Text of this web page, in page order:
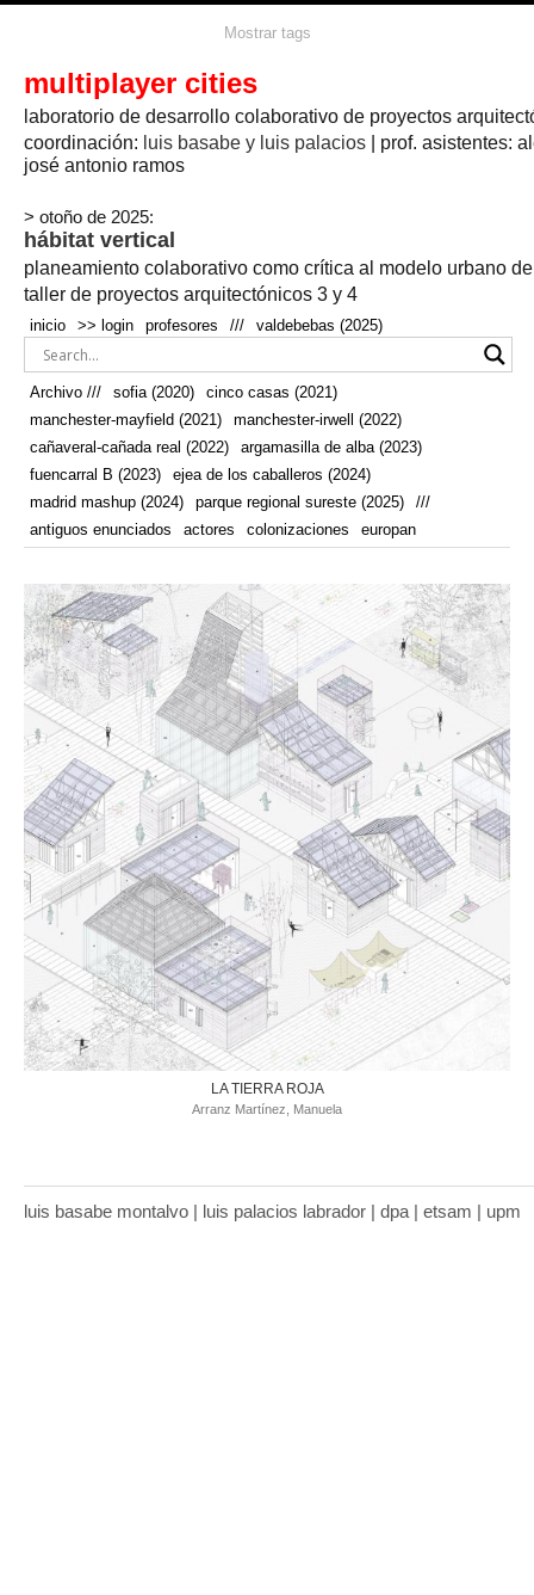
agricultura agricultura circular
arquitectura textil arte artesanía
bicicletas biodiversidad biorrefinería biotecnología bloque lineal
bodega bosque botánica caminos camping campo
cañada
real
canal cañaveral
real
cocina colaboración
autonoma
conectar
cooperativa crecimiento cueva cultivo cultivos deporte
don
quijote
ecosistema ejea de los caballeros
renovables
enterrado espacio social espacio verde
estructura europan fauna
fernández del amo festival fiesta flexibilidad fotomontaje
fuencarral b gastronomía geologia
geometrización curvas de
nivel
grúas habitar habitat hábitat hotel
infraestructura inmigración instalaciones invernadero
laguna línea del tiempo lineal longitudinal
manchester mapeo marihuana mayfield
mercado
modular modulo
naturaleza negociaciones nómada nucleos olivos paisaje
paisaje productivo paneles solares paragüas parking pasarelas
pintura plantas plegable prefabricado presa private producción
productivo protección de los ecosistemas
pueblo de
colonización
rave recorrido regadío
regeneración
remolacha
retiro rio ruina ruinas sistema
sociedad
sombra
sostenibilidad sota tecnología tejido
telas
temporalidad
temporeros territorio tiempo tierra torre
torres trabajo trama urbana transporte turismo urbanismo
vegetación vegetacion vertedero viñedos vino vision
visión vivienda vivienda adosada vivienda en
altura vivienda minima vivienda social vivienda temporal
yoga
Mostrar tags
multiplayer cities
laboratorio de desarrollo colaborativo de proyectos
coordinación: luis basabe y luis palacios | prof. asistentes:
josé antonio ramos
> otoño de 2025:
hábitat vertical
planeamiento colaborativo como crítica al modelo urbano
taller de proyectos arquitectónicos 3 y 4
inicio >> login profesores /// valdebebas (2025)
Archivo /// sofia (2020)
cinco casas (2021)
manchester-mayfield (2021)
manchester-irwell (2022)
cañaveral-cañada real (2022)
argamasilla de alba (2023)
fuencarral B (2023)
ejea de los caballeros (2024)
madrid mashup (2024)
parque regional sureste (2025)
///
antiguos enunciados
actores colonizaciones europan
LA TIERRA ROJA
Arranz Martínez, Manuela
luis basabe montalvo | luis palacios labrador | dpa | etsam | upm